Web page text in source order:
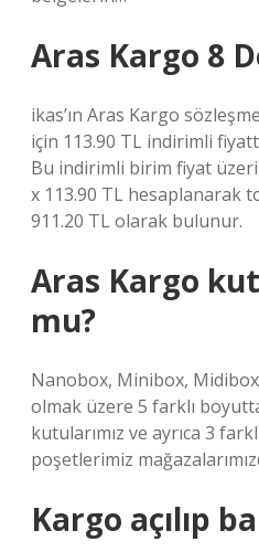
Aras Kargo 8
ikas’ın Aras Kargo
için 113.90 TL indirimli
Bu indirimli birim fiyat
x 113.90 TL hesaplanarak
911.20 TL olarak bulunur.
Aras Kargo
mu?
Nanobox, Minibox,
olmak üzere 5 farklı
kutularımız ve ayrıca 3
poşetlerimiz
Kargo açılıp